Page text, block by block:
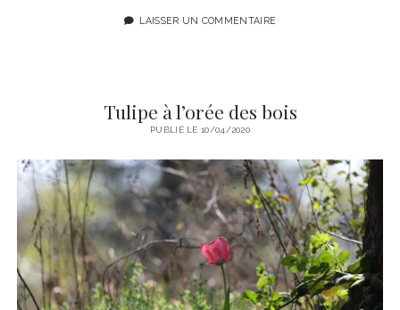
LAISSER UN COMMENTAIRE
Tulipe à l’orée des bois
PUBLIÉ LE 10/04/2020